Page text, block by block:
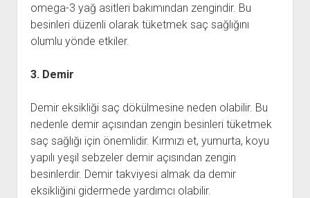
omega-3 yağ asitleri bakımından zengindir. Bu
besinleri düzenli olarak tüketmek saç sağlığını
olumlu yönde etkiler.
3. Demir
Demir eksikliği saç dökülmesine neden olabilir. Bu
nedenle demir açısından zengin besinleri tüketmek
saç sağlığı için önemlidir. Kırmızı et, yumurta, koyu
yapılı yeşil sebzeler demir açısından zengin
besinlerdir. Demir takviyesi almak da demir
eksikliğini gidermede yardımcı olabilir.